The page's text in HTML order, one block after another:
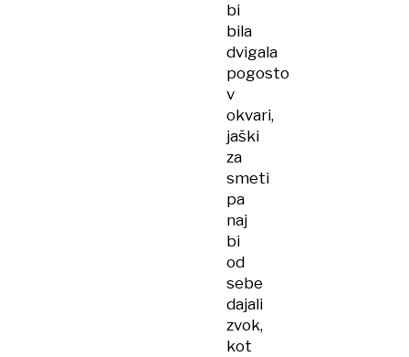
bi
bila
dvigala
pogosto
v
okvari,
jaški
za
smeti
pa
naj
bi
od
sebe
dajali
zvok,
kot